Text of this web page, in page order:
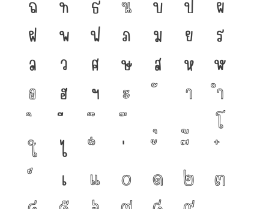
ถ
ท ธ น บ ป
ผ
ฝ
พ ฟ ภ ม ย
ร
ล
ว ศ ษ ส ห
ฬ
อ
ฮ ฯ ะ า
ำ
โ
ใ
ไ
เ
แ ๐ ๑ ๒
๓